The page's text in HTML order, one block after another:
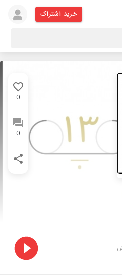
خرید اشتراک
0
0